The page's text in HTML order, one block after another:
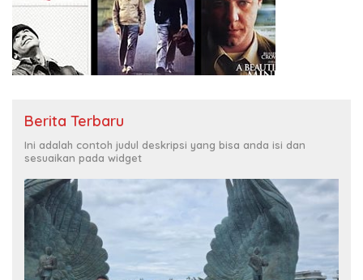
Berita Terbaru
Ini adalah contoh judul deskripsi yang bisa anda isi dan
sesuaikan pada widget